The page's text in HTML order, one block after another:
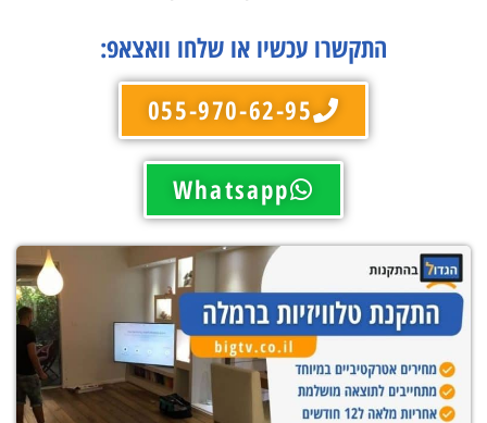
התקשרו עכשיו או שלחו וואצאפ:
055-970-62-95
Whatsapp